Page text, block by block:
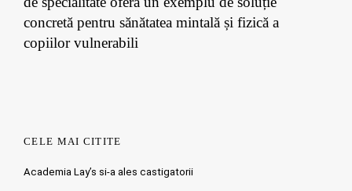
concretă pentru sănătatea mintală și fizică a
copiilor vulnerabili
CELE MAI CITITE
Academia Lay’s si-a ales castigatorii